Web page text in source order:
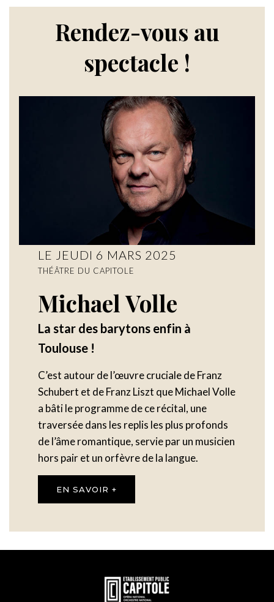
Rendez-vous au
spectacle !
LE JEUDI 6 MARS 2025
THÉÂTRE DU CAPITOLE
Michael Volle
La star des barytons enfin à
Toulouse !
C’est autour de l’œuvre cruciale de Franz
Schubert et de Franz Liszt que Michael Volle
a bâti le programme de ce récital, une
traversée dans les replis les plus profonds
de l’âme romantique, servie par un musicien
hors pair et un orfèvre de la langue.
EN SAVOIR +
En
savoir